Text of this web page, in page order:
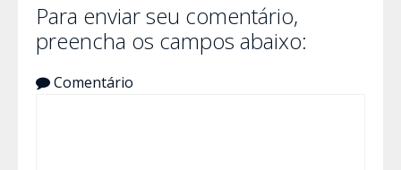
Para enviar seu comentário,
preencha os campos abaixo:
Comentário